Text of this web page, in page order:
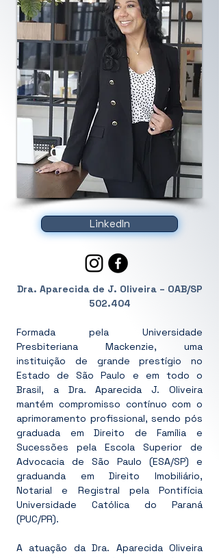
LinkedIn
Dra. Aparecida de J. Oliveira – OAB/SP
502.404
Formada pela Universidade
Presbiteriana Mackenzie, uma
instituição de grande prestígio no
Estado de São Paulo e em todo o
Brasil, a Dra. Aparecida J. Oliveira
mantém compromisso contínuo com o
aprimoramento profissional, sendo pós
graduada em Direito de Família e
Sucessões pela Escola Superior de
Advocacia de São Paulo (ESA/SP) e
graduanda em Direito Imobiliário,
Notarial e Registral pela Pontifícia
Universidade Católica do Paraná
(PUC/PR).
A atuação da Dra. Aparecida Oliveira